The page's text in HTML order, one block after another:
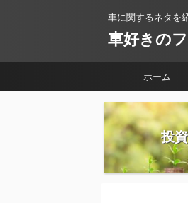
車に関するネタを
車好きの
ホーム
投